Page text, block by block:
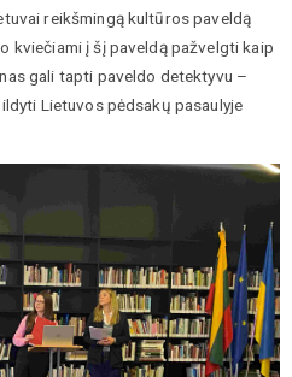
reikšmingą kultūros paveldą
kviečiami į šį paveldą pažvelgti kaip
gali tapti paveldo detektyvu –
Lietuvos pėdsakų pasaulyje